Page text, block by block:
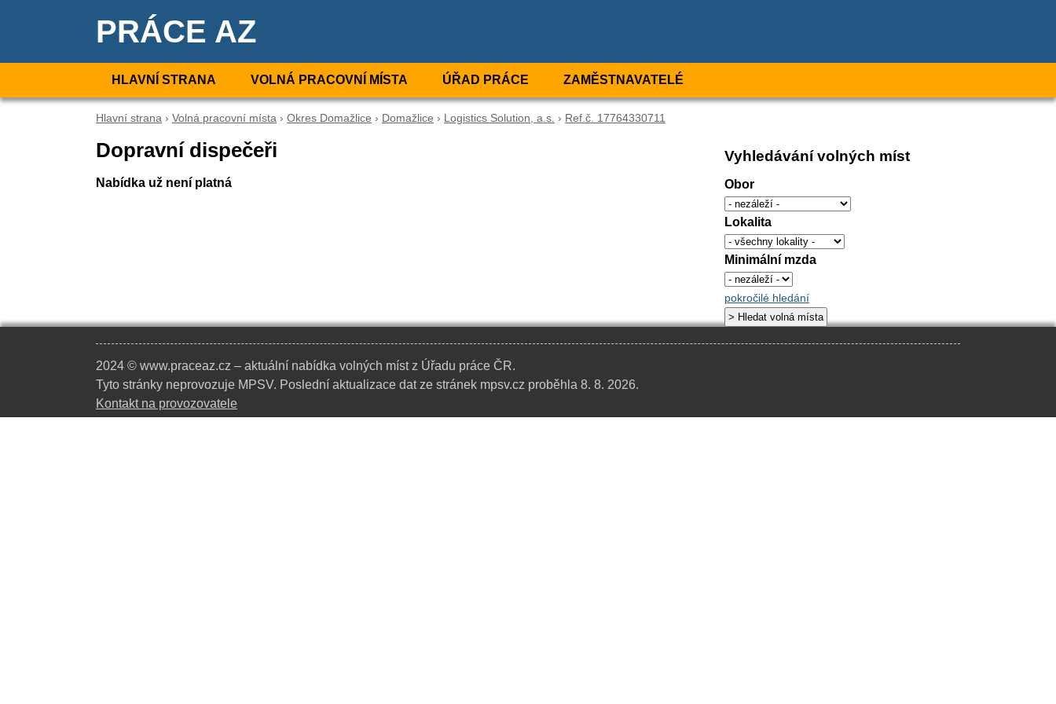
PRÁCE AZ
HLAVNÍ STRANA VOLNÁ PRACOVNÍ MÍSTA ÚŘAD PRÁCE ZAMĚSTNAVATELÉ
Hlavní strana › Volná pracovní místa › Okres Domažlice › Domažlice › Logistics Solution, a.s. › Ref.č. 17764330711
Dopravní dispečeři
Nabídka už není platná
Vyhledávání volných míst
Obor
Lokalita
Minimální mzda
pokročilé hledání
2024 © www.praceaz.cz – aktuální nabídka volných míst z Úřadu práce ČR.
Tyto stránky neprovozuje MPSV. Poslední aktualizace dat ze stránek mpsv.cz proběhla 8. 8. 2026.
Kontakt na provozovatele